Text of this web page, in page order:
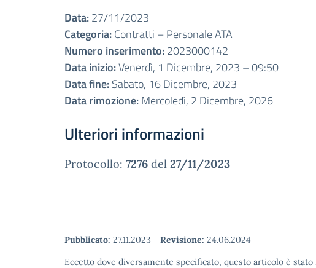
Data:27/11/2023
Categoria:Contratti – Personale ATA
Numero inserimento:2023000142
Data inizio:Venerdì, 1 Dicembre, 2023 – 09:50
Data fine:Sabato, 16 Dicembre, 2023
Data rimozione:Mercoledì, 2 Dicembre, 2026
Ulteriori informazioni
Protocollo: 7276 del 27/11/2023
Pubblicato: 27.11.2023 - Revisione: 24.06.2024
Eccetto dove diversamente specificato, questo articolo è